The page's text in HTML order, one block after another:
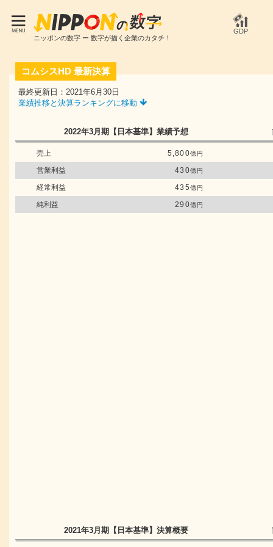
ニッポンの数字 ー 数字が描く企業のカタチ！
GDP
コムシスHD 最新決算
最終更新日：2021年6月30日
業績推移と決算ランキングに移動
2022年3月期 【日本基準】 業績予想
売上 5,800億円
営業利益 430億円
経常利益 435億円
純利益 290億円
2021年3月期 【日本基準】 決算概要